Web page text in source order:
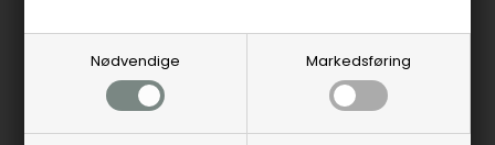
Nødvendige Markedsføring